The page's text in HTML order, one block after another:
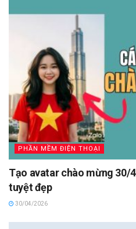
PHẦN MỀM ĐIỆN THOẠI
Tạo avatar chào mừng 30/
tuyệt đẹp
30/04/2026